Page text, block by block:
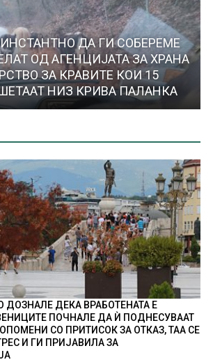
ДА ГИ СОБЕРЕМЕ
ОД АГЕНЦИЈАТА ЗА ХРАНА
ЗА КРАВИТЕ КОИ 15
НИЗ КРИВА ПАЛАНКА
ДОЗНАЛЕ ДЕКА ВРАБОТЕНАТА Е
ПОЧНАЛЕ ДА Ѝ ПОДНЕСУВААТ
СО ПРИТИСОК ЗА ОТКАЗ, ТАА СЕ
И ГИ ПРИЈАВИЛА ЗА